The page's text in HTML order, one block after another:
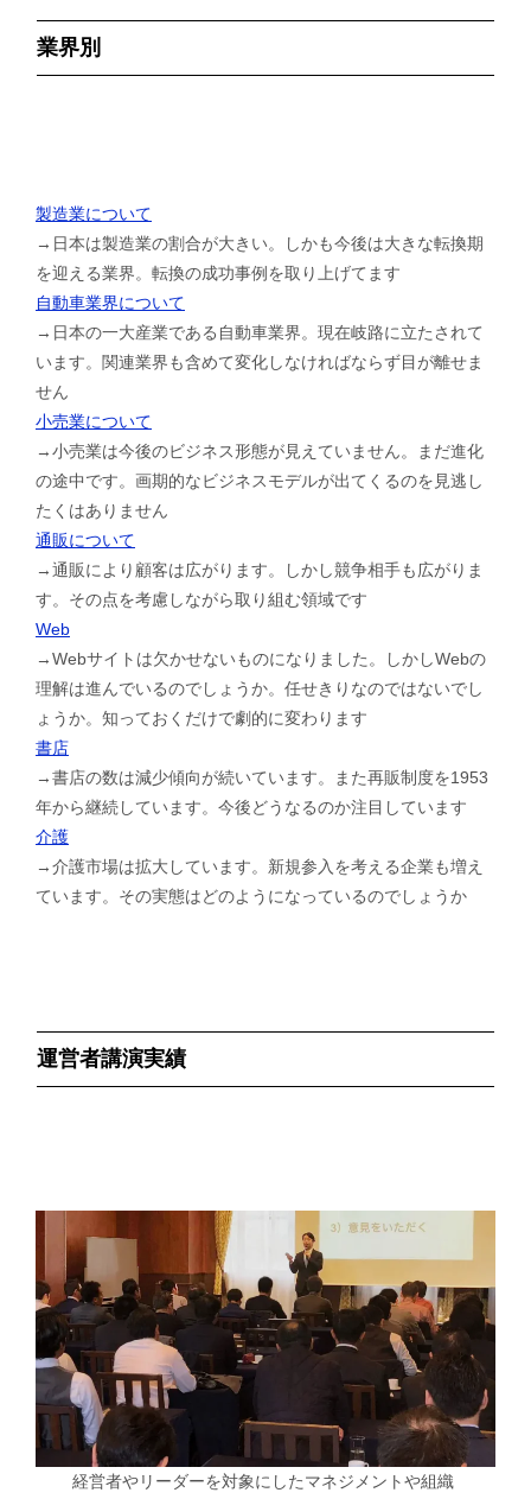
業界別
製造業について
→日本は製造業の割合が大きい。しかも今後は大きな転換期
を迎える業界。転換の成功事例を取り上げてます
自動車業界について
→日本の一大産業である自動車業界。現在岐路に立たされて
います。関連業界も含めて変化しなければならず目が離せま
せん
小売業について
→小売業は今後のビジネス形態が見えていません。まだ進化
の途中です。画期的なビジネスモデルが出てくるのを見逃し
たくはありません
通販について
→通販により顧客は広がります。しかし競争相手も広がりま
す。その点を考慮しながら取り組む領域です
Web
→Webサイトは欠かせないものになりました。しかしWebの
理解は進んでいるのでしょうか。任せきりなのではないでし
ょうか。知っておくだけで劇的に変わります
書店
→書店の数は減少傾向が続いています。また再販制度を1953
年から継続しています。今後どうなるのか注目しています
介護
→介護市場は拡大しています。新規参入を考える企業も増え
ています。その実態はどのようになっているのでしょうか
運営者講演実績
経営者やリーダーを対象にしたマネジメントや組織